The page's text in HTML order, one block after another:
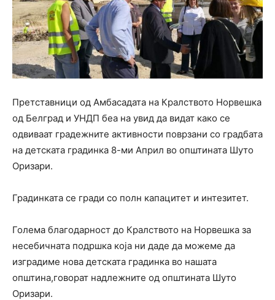
Претставници од Амбасадата на Кралството Норвешка
од Белград и УНДП беа на увид да видат како се
одвиваат градежните активности поврзани со градбата
на детската градинка 8-ми Април во општината Шуто
Оризари.
Градинката се гради со полн капацитет и интезитет.
Голема благодарност до Кралството на Норвешка за
несебичната подршка која ни даде да можеме да
изградиме нова детската градинка во нашата
општина,говорат надлежните од општината Шуто
Оризари.